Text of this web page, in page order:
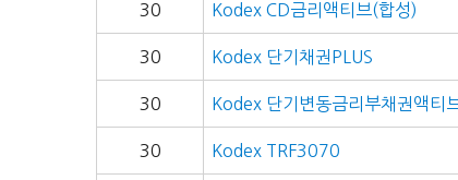
30 Kodex CD금리액티브(합성)
30 Kodex 단기채권PLUS
30 Kodex 단기변동금리부채권액티
30 Kodex TRF3070